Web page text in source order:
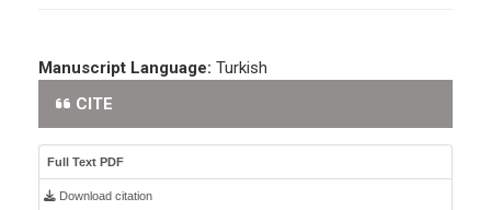
Manuscript Language: Turkish
CITE
Full Text PDF
Download citation